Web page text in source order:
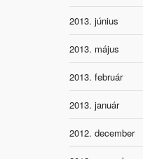
2013. június
2013. május
2013. február
2013. január
2012. december